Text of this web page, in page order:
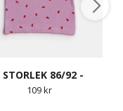
STORLEK 86/92 -
109 kr